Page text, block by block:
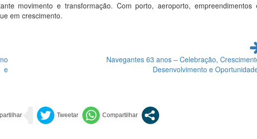
movimento e transformação. Com porto, aeroporto, empreendimentos
em crescimento.
e
Navegantes 63 anos – Celebração,
Desenvolvimento e